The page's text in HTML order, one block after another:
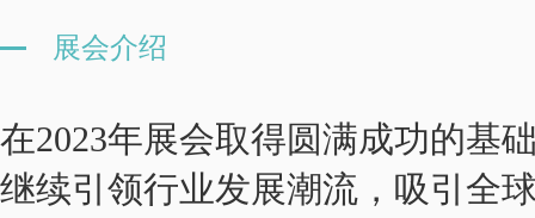
展会介绍
在2023年展会取得圆满成功的基
继续引领行业发展潮流，吸引全